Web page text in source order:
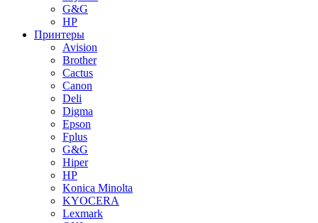
G&G
HP
Принтеры
Avision
Brother
Cactus
Canon
Deli
Digma
Epson
Fplus
G&G
Hiper
HP
Konica Minolta
KYOCERA
Lexmark